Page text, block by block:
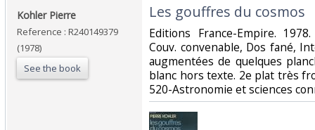
‎Kohler Pierre‎
Reference : R240149379
(1978)
See the book
‎Les gouffres du cosmos‎
‎Editions France-Empire.
Couv. convenable, Dos fané,
augmentées de quelques
blanc hors texte. 2e plat très
520-Astronomie et sciences